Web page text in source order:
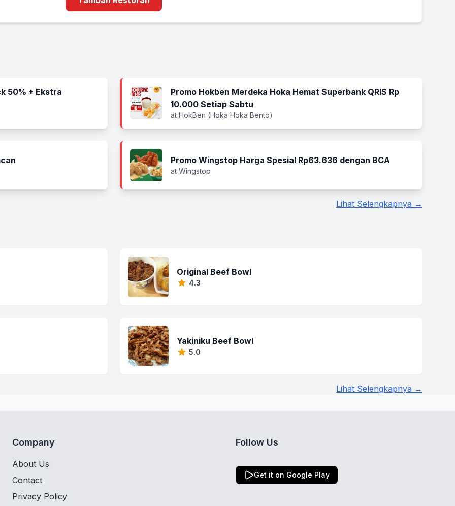
50% + Ekstra
Promo Hokben Merdeka Hoka Hemat Superbank QRIS Rp
10.000 Setiap Sabtu
at HokBen (Hoka Hoka Bento)
Promo Wingstop Harga Spesial Rp63.636 dengan BCA
at Wingstop
Lihat Selengkapnya →
Original Beef Bowl
4.3
Yakiniku Beef Bowl
5.0
Lihat Selengkapnya →
Company
About Us
Contact
Privacy Policy
Follow Us
Get it on Google Play